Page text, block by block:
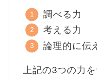
調べる力
考える力
論理的に伝
上記の3つの力